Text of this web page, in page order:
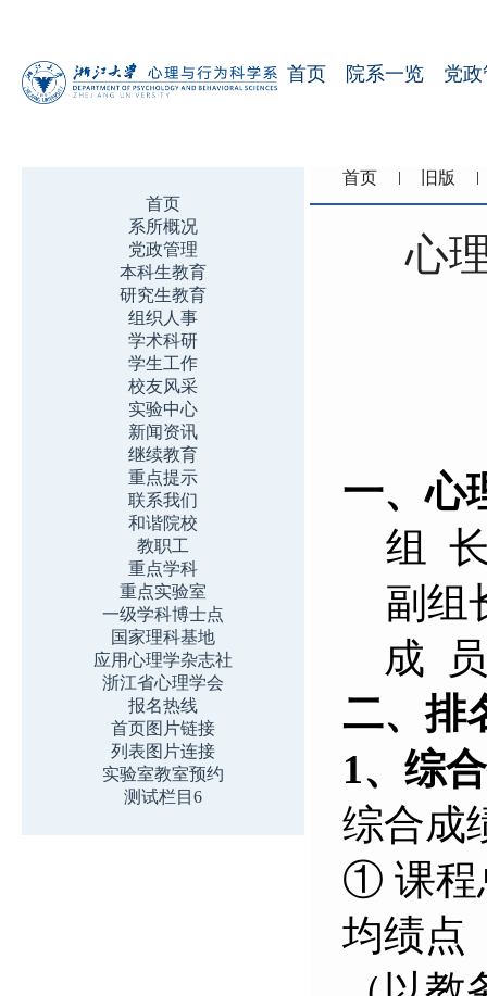
首页 院系一览 党
首页
系所概况
党政管理
本科生教育
研究生教育
组织人事
学术科研
学生工作
校友风采
实验中心
新闻资讯
继续教育
重点提示
联系我们
和谐院校
教职工
重点学科
重点实验室
一级学科博士点
国家理科基地
应用心理学杂志社
浙江省心理学会
报名热线
首页图片链接
列表图片连接
实验室教室预约
测试栏目6
首页 旧版
心
一、心
组 长
副组
成
二、排
1、综
综合成
① 课程
均绩点